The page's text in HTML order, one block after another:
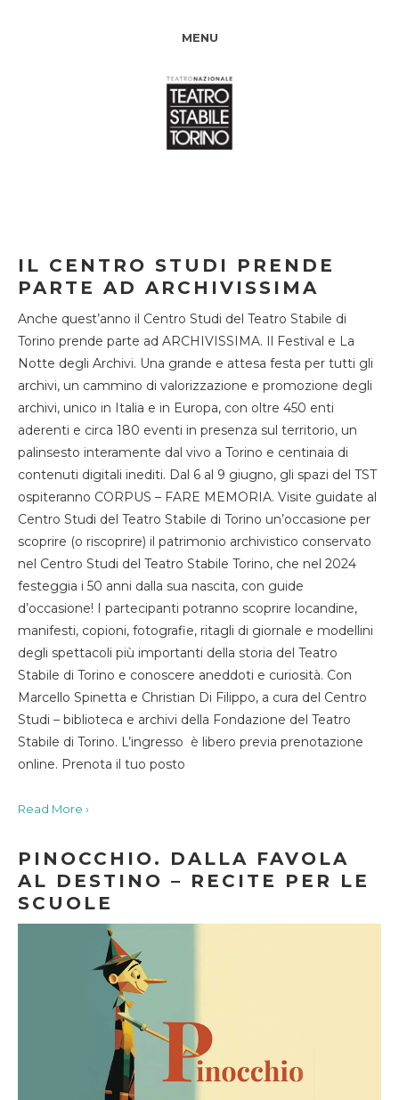
MENU
IL CENTRO STUDI PRENDE
PARTE AD ARCHIVISSIMA
Anche quest’anno il Centro Studi del Teatro Stabile di
Torino prende parte ad ARCHIVISSIMA. Il Festival e La
Notte degli Archivi. Una grande e attesa festa per tutti gli
archivi, un cammino di valorizzazione e promozione degli
archivi, unico in Italia e in Europa, con oltre 450 enti
aderenti e circa 180 eventi in presenza sul territorio, un
palinsesto interamente dal vivo a Torino e centinaia di
contenuti digitali inediti. Dal 6 al 9 giugno, gli spazi del TST
ospiteranno CORPUS – FARE MEMORIA. Visite guidate al
Centro Studi del Teatro Stabile di Torino un’occasione per
scoprire (o riscoprire) il patrimonio archivistico conservato
nel Centro Studi del Teatro Stabile Torino, che nel 2024
festeggia i 50 anni dalla sua nascita, con guide
d’occasione! I partecipanti potranno scoprire locandine,
manifesti, copioni, fotografie, ritagli di giornale e modellini
degli spettacoli più importanti della storia del Teatro
Stabile di Torino e conoscere aneddoti e curiosità. Con
Marcello Spinetta e Christian Di Filippo, a cura del Centro
Studi – biblioteca e archivi della Fondazione del Teatro
Stabile di Torino. L’ingresso è libero previa prenotazione
online. Prenota il tuo posto
Read More ›
PINOCCHIO. DALLA FAVOLA
AL DESTINO – RECITE PER LE
SCUOLE